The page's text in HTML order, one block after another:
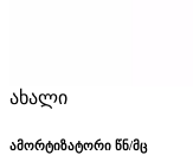
ახალი
ამორტიზატორი წნ/მც